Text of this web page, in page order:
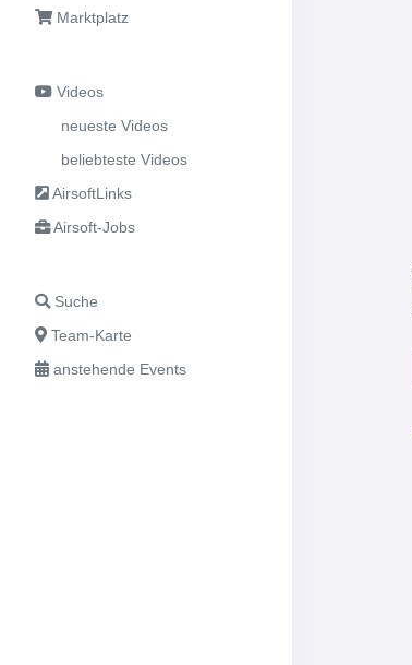
Marktplatz
Videos
neueste Videos
beliebteste Videos
AirsoftLinks
Airsoft-Jobs
Suche
Team-Karte
anstehende Events